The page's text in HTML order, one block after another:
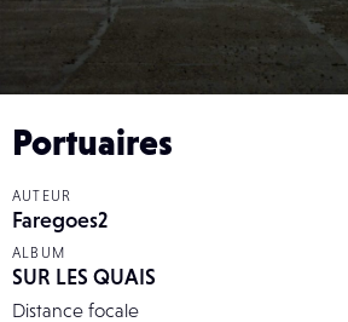
Portuaires
AUTEUR
Faregoes2
ALBUM
SUR LES QUAIS
Distance focale